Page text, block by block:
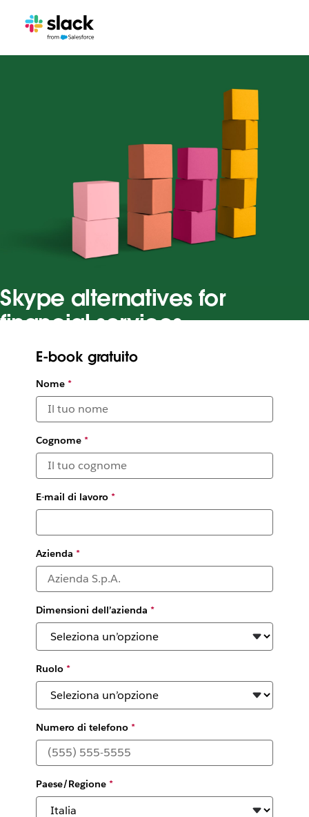
Skype alternatives for
financial services
Simplify operations, increase transparency and build
E-book gratuito
Nome*
Cognome*
E-mail di lavoro*
Azienda *
Dimensioni dell’azienda *
Ruolo*
Numero di telefono*
Paese/Regione*